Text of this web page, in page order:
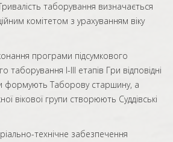
таборування визначається
комітетом з урахуванням віку
програми підсумкового
таборування I-III етапів Гри відповідні
формують Таборову старшину, а
вікової групи створюють Суддівські
технічне забезпечення